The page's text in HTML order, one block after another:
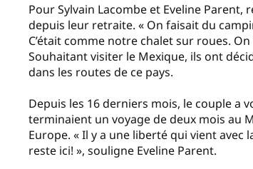
Pour Sylvain Lacombe et Eveline
depuis leur retraite. « On faisait du
C’était comme notre chalet sur roues.
Souhaitant visiter le Mexique, ils ont
dans les routes de ce pays.
Depuis les 16 derniers mois, le couple a
terminaient un voyage de deux mois au
Europe. « Il y a une liberté qui vient avec
reste ici! », souligne Eveline Parent.